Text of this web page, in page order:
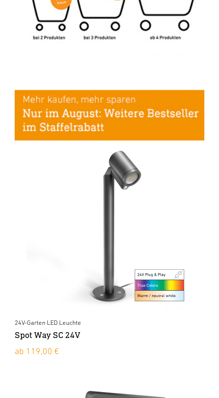
24V-Garten LED Leuchte
Spot Way SC 24V
ab 119,00 €